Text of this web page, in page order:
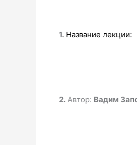
1. Название лекции:
2. Автор: Вадим